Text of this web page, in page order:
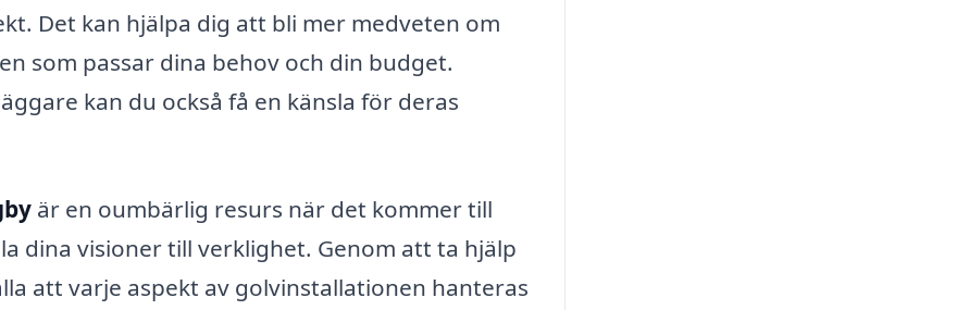
Det kan hjälpa dig att bli mer medveten om
som passar dina behov och din budget.
kan du också få en känsla för deras
är en oumbärlig resurs när det kommer till
dina visioner till verklighet. Genom att ta hjälp
att varje aspekt av golvinstallationen hanteras